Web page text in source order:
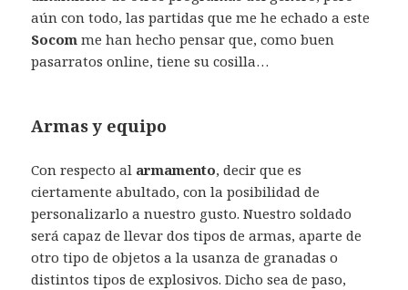
aún con todo, las partidas que me he echado a este
Socom me han hecho pensar que, como buen
pasarratos online, tiene su cosilla…
Armas y equipo
Con respecto al armamento, decir que es
ciertamente abultado, con la posibilidad de
personalizarlo a nuestro gusto. Nuestro soldado
será capaz de llevar dos tipos de armas, aparte de
otro tipo de objetos a la usanza de granadas o
distintos tipos de explosivos. Dicho sea de paso,